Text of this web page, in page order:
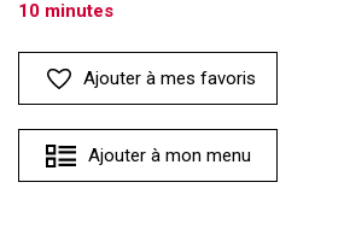
10 minutes
Ajouter à mes favoris
Ajouter à mon menu